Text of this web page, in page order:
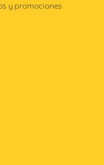
y promociones